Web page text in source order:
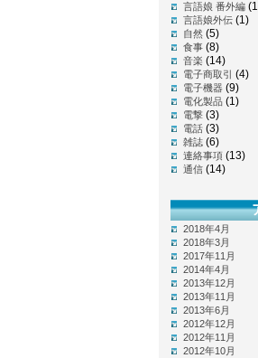
言語娘 番外編
言語娘外伝 (1)
自然 (5)
食事 (8)
音楽 (14)
電子商取引 (4)
電子機器 (9)
電化製品 (1)
電撃 (3)
電話 (3)
雑誌 (6)
連絡事項 (13)
通信 (14)
2018年4月
2018年3月
2017年11月
2014年4月
2013年12月
2013年11月
2013年6月
2012年12月
2012年11月
2012年10月